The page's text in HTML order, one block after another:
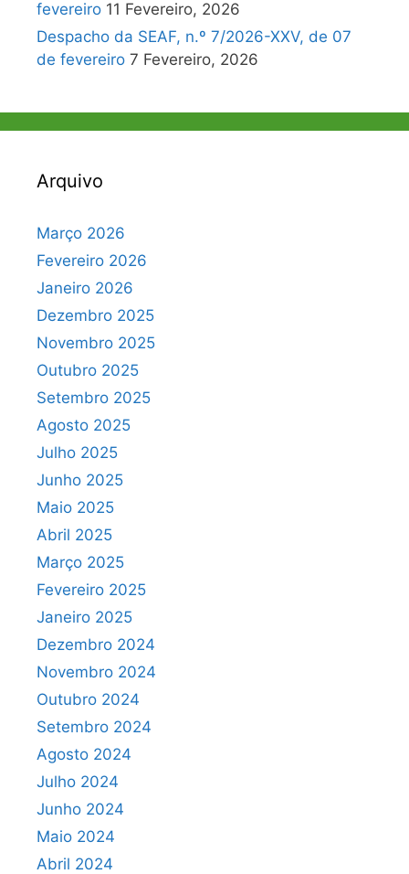
fevereiro 11 Fevereiro, 2026
Despacho da SEAF, n.º 7/2026-XXV, de 07
de fevereiro 7 Fevereiro, 2026
Arquivo
Março 2026
Fevereiro 2026
Janeiro 2026
Dezembro 2025
Novembro 2025
Outubro 2025
Setembro 2025
Agosto 2025
Julho 2025
Junho 2025
Maio 2025
Abril 2025
Março 2025
Fevereiro 2025
Janeiro 2025
Dezembro 2024
Novembro 2024
Outubro 2024
Setembro 2024
Agosto 2024
Julho 2024
Junho 2024
Maio 2024
Abril 2024